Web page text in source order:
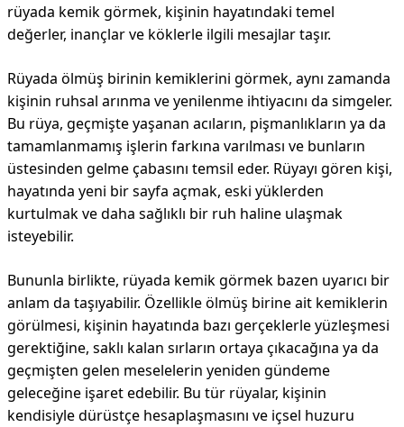
rüyada kemik görmek, kişinin hayatındaki temel
değerler, inançlar ve köklerle ilgili mesajlar taşır.
Rüyada ölmüş birinin kemiklerini görmek, aynı zamanda
kişinin ruhsal arınma ve yenilenme ihtiyacını da simgeler.
Bu rüya, geçmişte yaşanan acıların, pişmanlıkların ya da
tamamlanmamış işlerin farkına varılması ve bunların
üstesinden gelme çabasını temsil eder. Rüyayı gören kişi,
hayatında yeni bir sayfa açmak, eski yüklerden
kurtulmak ve daha sağlıklı bir ruh haline ulaşmak
isteyebilir.
Bununla birlikte, rüyada kemik görmek bazen uyarıcı bir
anlam da taşıyabilir. Özellikle ölmüş birine ait kemiklerin
görülmesi, kişinin hayatında bazı gerçeklerle yüzleşmesi
gerektiğine, saklı kalan sırların ortaya çıkacağına ya da
geçmişten gelen meselelerin yeniden gündeme
geleceğine işaret edebilir. Bu tür rüyalar, kişinin
kendisiyle dürüstçe hesaplaşmasını ve içsel huzuru